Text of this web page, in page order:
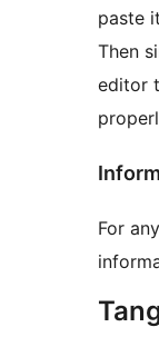
paste
Then
editor
For